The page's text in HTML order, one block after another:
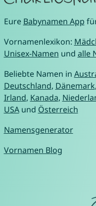
Eure Babynamen App
Vornamenlexikon:
Unisex-Namen und alle
Beliebte Namen in
Deutschland, Dänemark,
Irland, Kanada,
USAund Österreich
Namensgenerator
Vornamen Blog